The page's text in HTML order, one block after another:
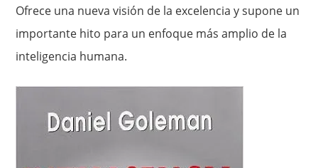
Ofrece una nueva visión de la excelencia y supone un
importante hito para un enfoque más amplio de la
inteligencia humana.